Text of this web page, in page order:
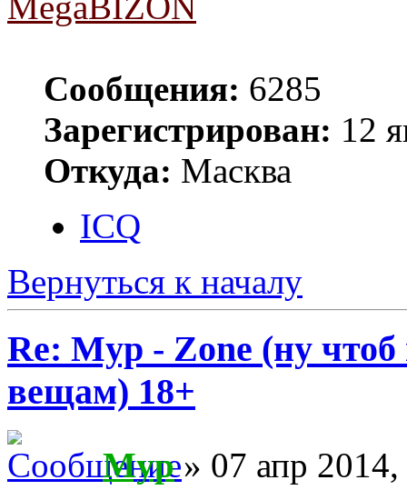
Сообщения: 6285
Зарегистрирован: 12
Откуда: Масква
ICQ
Вернуться к началу
Re: Myp - Zone (ну
вещам) 18+
Myp» 07 апр 2014,